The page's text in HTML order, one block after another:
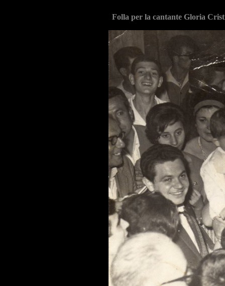
Folla per la cantante Gloria